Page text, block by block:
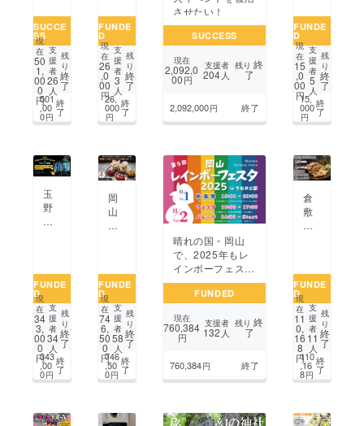
援
プ
ロ
ジェ
ク
ト！
そ
し
世
界
へ！
に。
世
界
に
ひ
と
つ
だ
オー
ダー
メ
イ
ド
を
岡
山
か
ら
SUCCE
SS
現
在
50
1,
00
0
円
支
援
者
26
人
残
り
終
了
501
,00
0円
終
了
で
ど
う
祭
り
を
成
せ
た
FUNDE
D
現
在
26
,0
00
円
支
援
者
3
人
残
り
終
了
26,
000
円
終
了
させたい！
SUCCESS
現在
2,092,0
00円
支援者
204人
残り 終
了
2,092,000円 終了
ど
達
に
体
験
を！
「玉
閑E
NN
H
I」
初
プ
ロ
ジェ
ク
ト！
FUNDE
D
現
在
15
,0
00
円
支
援
者
5
人
残
り
終
了
15,
000
円
終
了
玉
野
の
マ
リ
ン
ホ
テ
ル
で
開
催
る
FUNDE
D現
在
34
3,
00
0
円
支
援
者
34
人
残
り
終
了
343
,00
0円
終
了
岡
山
市
ケー
屋
ジャ
ン
ティ
の
挑
価
FUNDE
D現
在
74
6,
50
0
円
支
援
者
58
人
残
り
終
了
746
,50
0円
終
了
晴れの国・岡山
で、2025年もレ
インボーフェス
タ・パレードを開
催したい！
FUNDED
現在
760,384
円
支援者
132 人
残り 終
了
760,384円 終了
倉
敷
美
周
秘
伝
の
タ
レ
と
も
FUNDE
D現
在
11
0,
16
8
円
支
援
者
11
人
残
り
終
了
110
,16
8円
終
了